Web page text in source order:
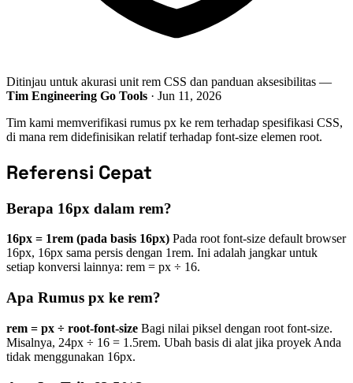
Ditinjau untuk akurasi unit rem CSS dan panduan aksesibilitas —
Tim Engineering Go Tools · Jun 11, 2026
Tim kami memverifikasi rumus px ke rem terhadap spesifikasi CSS,
di mana rem didefinisikan relatif terhadap font-size elemen root.
Referensi Cepat
Berapa 16px dalam rem?
16px = 1rem (pada basis 16px) Pada root font-size default browser
16px, 16px sama persis dengan 1rem. Ini adalah jangkar untuk
setiap konversi lainnya: rem = px ÷ 16.
Apa Rumus px ke rem?
rem = px ÷ root-font-size Bagi nilai piksel dengan root font-size.
Misalnya, 24px ÷ 16 = 1.5rem. Ubah basis di alat jika proyek Anda
tidak menggunakan 16px.